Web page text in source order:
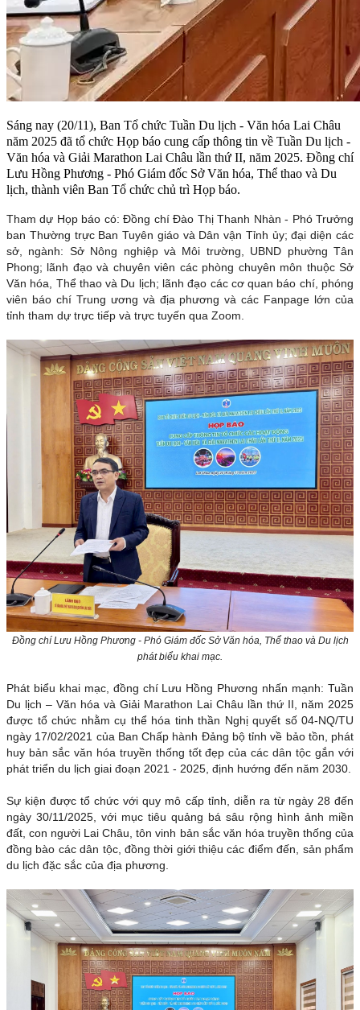
Sáng nay (20/11), Ban Tổ chức Tuần Du lịch - Văn hóa Lai Châu
năm 2025 đã tổ chức Họp báo cung cấp thông tin về Tuần Du lịch -
Văn hóa và Giải Marathon Lai Châu lần thứ II, năm 2025. Đồng chí
Lưu Hồng Phương - Phó Giám đốc Sở Văn hóa, Thể thao và Du
lịch, thành viên Ban Tổ chức chủ trì Họp báo.
Tham dự Họp báo có: Đồng chí Đào Thị Thanh Nhàn - Phó Trưởng
ban Thường trực Ban Tuyên giáo và Dân vận Tỉnh ủy; đại diện các
sở, ngành: Sở Nông nghiệp và Môi trường, UBND phường Tân
Phong; lãnh đạo và chuyên viên các phòng chuyên môn thuộc Sở
Văn hóa, Thể thao và Du lịch; lãnh đạo các cơ quan báo chí, phóng
viên báo chí Trung ương và địa phương và các Fanpage lớn của
tỉnh tham dự trực tiếp và trực tuyến qua Zoom.
Đồng chí Lưu Hồng Phương - Phó Giám đốc Sở Văn hóa, Thể thao và Du lịch
phát biểu khai mạc.
Phát biểu khai mạc, đồng chí Lưu Hồng Phương nhấn mạnh: Tuần
Du lịch – Văn hóa và Giải Marathon Lai Châu lần thứ II, năm 2025
được tổ chức nhằm cụ thể hóa tinh thần Nghị quyết số 04-NQ/TU
ngày 17/02/2021 của Ban Chấp hành Đảng bộ tỉnh về bảo tồn, phát
huy bản sắc văn hóa truyền thống tốt đẹp của các dân tộc gắn với
phát triển du lịch giai đoạn 2021 - 2025, định hướng đến năm 2030.
Sự kiện được tổ chức với quy mô cấp tỉnh, diễn ra từ ngày 28 đến
ngày 30/11/2025, với mục tiêu quảng bá sâu rộng hình ảnh miền
đất, con người Lai Châu, tôn vinh bản sắc văn hóa truyền thống của
đồng bào các dân tộc, đồng thời giới thiệu các điểm đến, sản phẩm
du lịch đặc sắc của địa phương.